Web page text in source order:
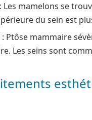
Les mamelons se
du sein est
: Ptôse mammaire
Les seins sont